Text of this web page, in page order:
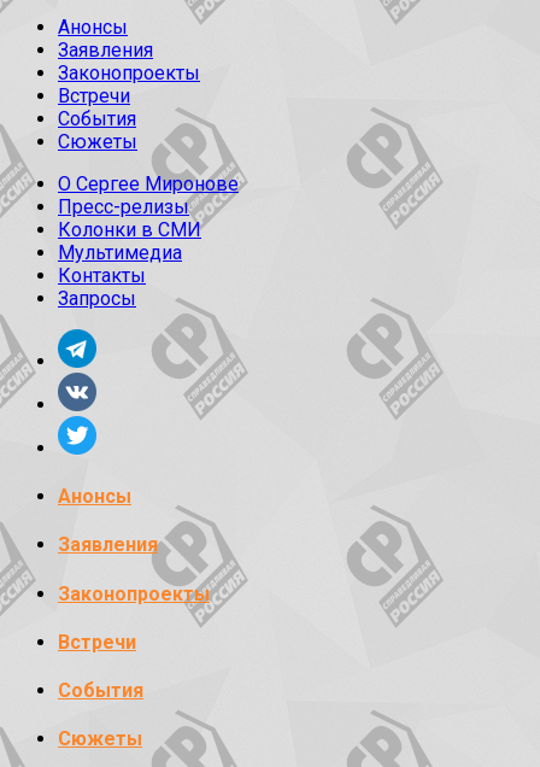
Анонсы
Заявления
Законопроекты
Встречи
События
Сюжеты
О Сергее Миронове
Пресс-релизы
Колонки в СМИ
Мультимедиа
Контакты
Запросы
Анонсы
Заявления
Законопроекты
Встречи
События
Сюжеты